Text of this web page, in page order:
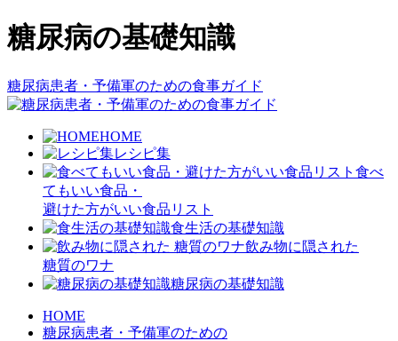
糖尿病の基礎知識
糖尿病患者・予備軍のための食事ガイド
HOME
レシピ集
食べ
てもいい食品・
避けた方がいい食品リスト
食生活の基礎知識
飲み物に隠された
糖質のワナ
糖尿病の基礎知識
HOME
糖尿病患者・予備軍のための